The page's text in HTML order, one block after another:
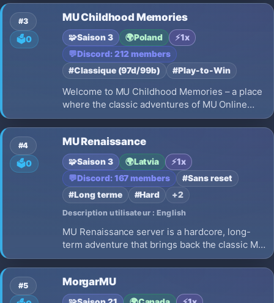
#3
🗳️0
MU Childhood Memories
🧩Saison 3 🌍Poland ⚡1x
💬Discord: 212 members
#Classique (97d/99b)
#Play-to-Win
Welcome to MU Childhood Memories – a place
where the classic adventures of MU Online
blend seamlessly with modern excellence, and
every battle invites you to rediscover the motto
Relive the Magic – experience the magic
anew!Are you tired of servers that shut…
#4
🗳️0
MU Renaissance
🧩Saison 3 🌍Latvia ⚡1x
💬Discord: 167 members
#Sans reset
#Long terme
#Hard +2
Description utilisateur : English
MU Renaissance server is a hardcore, long-
term adventure that brings back the classic MU
Online experience you know and love. Season
2-3 mix Exp: 1x No Resets Zen-based
economy Modern and user-friendly interface 5
classes No ancient items
#5 MorgarMU